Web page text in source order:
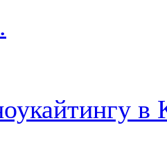
в